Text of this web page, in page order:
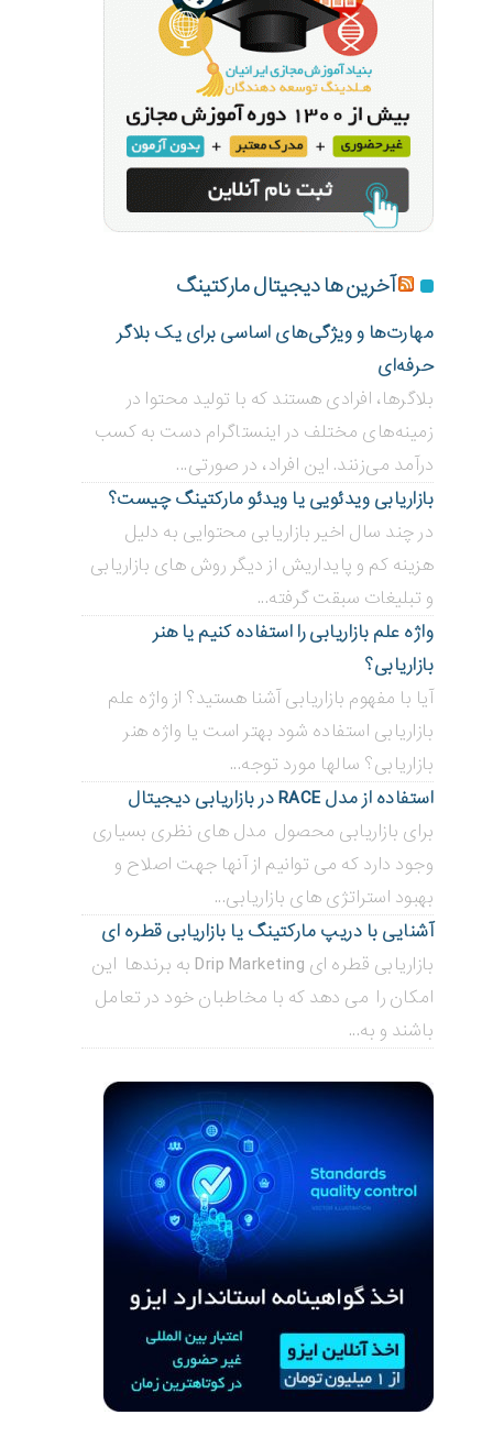
آخرین ها دیجیتال مارکتینگ
مهارت‌ها و ویژگی‌های اساسی برای یک بلاگر
حرفه‌ای
بلاگر‌ها، افرادی هستند که با تولید محتوا در
زمینه‌های مختلف در اینستاگرام دست به کسب
درآمد می‌زنند. این افراد، در صورتی...
بازاریابی ویدئویی ‌یا ویدئو مارکتینگ چیست؟
در چند سال اخیر بازاریابی محتوایی به دلیل
هزینه کم و پایداریش از دیگر روش های بازاریابی
و تبلیغات سبقت گرفته...
واژه علم بازاریابی را استفاده کنیم یا هنر
بازاریابی؟
آیا با مفهوم بازاریابی آشنا هستید؟ از واژه علم
بازاریابی استفاده شود بهتر است یا واژه هنر
بازاریابی؟ سالها مورد توجه...
استفاده از مدل RACE در بازاریابی دیجیتال
برای بازاریابی محصول مدل های نظری بسیاری
وجود دارد که می توانیم از آنها جهت اصلاح و
بهبود استراتژی های بازاریابی...
آشنایی با دریپ مارکتینگ یا بازاریابی قطره ای
بازاریابی قطره ای Drip Marketing به برندها این
امکان را می دهد که با مخاطبان خود در تعامل
باشند و به...